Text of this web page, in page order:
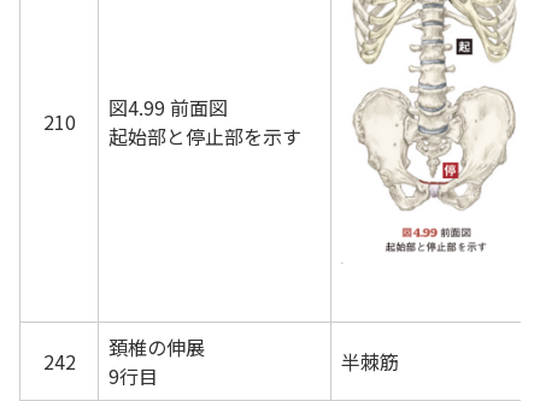
210
図4.99 前面図
起始部と停止部を示す
242
頚椎の伸展
9行目
半棘筋